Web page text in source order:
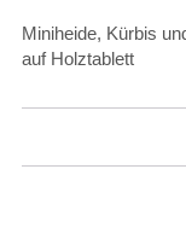
Miniheide, Kürbis
auf Holztablett